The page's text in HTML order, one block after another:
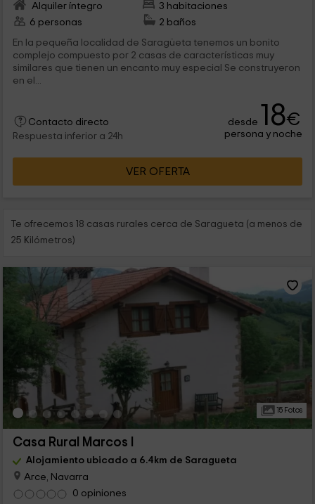
Alquiler íntegro
3 habitaciones
6 personas
2 baños
En la pequeña localidad de Saragüeta tenemos un bonito
complejo compuesto por 2 casas de características muy
similares que tienen un encanto muy especial Se construyeron
en el...
Contacto directo
Respuesta inferior a 24h
desde 18€
persona y noche
VER OFERTA
Te ofrecemos 18 casas rurales cerca de Saragueta (a menos de
25 Kilómetros)
15 Fotos
Casa Rural Marcos I
Alojamiento ubicado a 6.4km de Saragueta
Arce, Navarra
0 opiniones